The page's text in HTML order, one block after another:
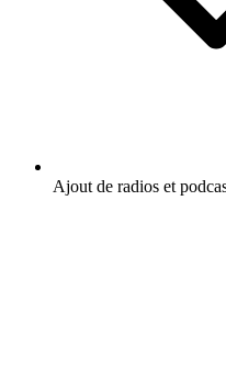
Ajout de radios et